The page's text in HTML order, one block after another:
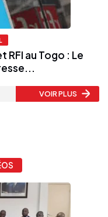
RFI au Togo : Le
VOIR PLUS